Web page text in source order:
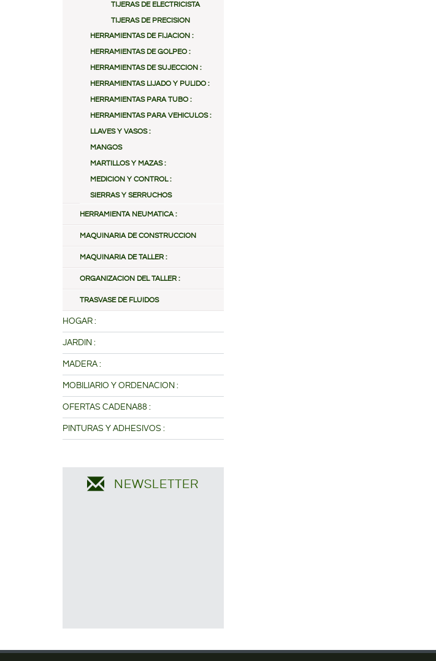
TIJERAS DE ELECTRICISTA
TIJERAS DE PRECISION
HERRAMIENTAS DE FIJACION :
HERRAMIENTAS DE GOLPEO :
HERRAMIENTAS DE SUJECCION :
HERRAMIENTAS LIJADO Y PULIDO :
HERRAMIENTAS PARA TUBO :
HERRAMIENTAS PARA VEHICULOS :
LLAVES Y VASOS :
MANGOS
MARTILLOS Y MAZAS :
MEDICION Y CONTROL :
SIERRAS Y SERRUCHOS
HERRAMIENTA NEUMATICA :
MAQUINARIA DE CONSTRUCCION
MAQUINARIA DE TALLER :
ORGANIZACION DEL TALLER :
TRASVASE DE FLUIDOS
HOGAR :
JARDIN :
MADERA :
MOBILIARIO Y ORDENACION :
OFERTAS CADENA88 :
PINTURAS Y ADHESIVOS :
NEWSLETTER